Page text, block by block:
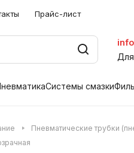
Прайс-лист
Системы смазки
Пневматические трубки